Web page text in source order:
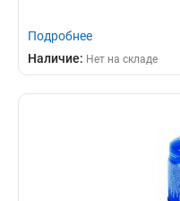
Подробнее
Наличие: Нет на складе